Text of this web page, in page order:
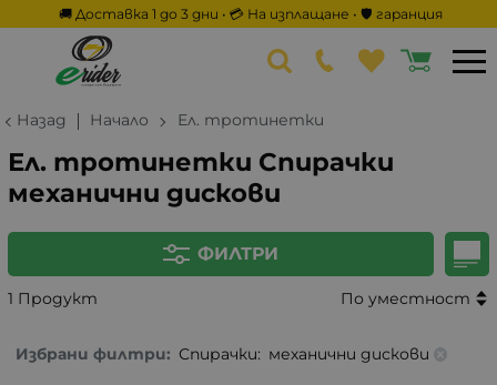
🚚 Доставка 1 до 3 дни • 💳 На изплащане • 🛡️ гаранция
Назад Начало Ел. тротинетки
Ел. тротинетки Спирачки
механични дискови
ФИЛТРИ
1 Продукт По уместност
Избрани филтри: Спирачки: механични дискови